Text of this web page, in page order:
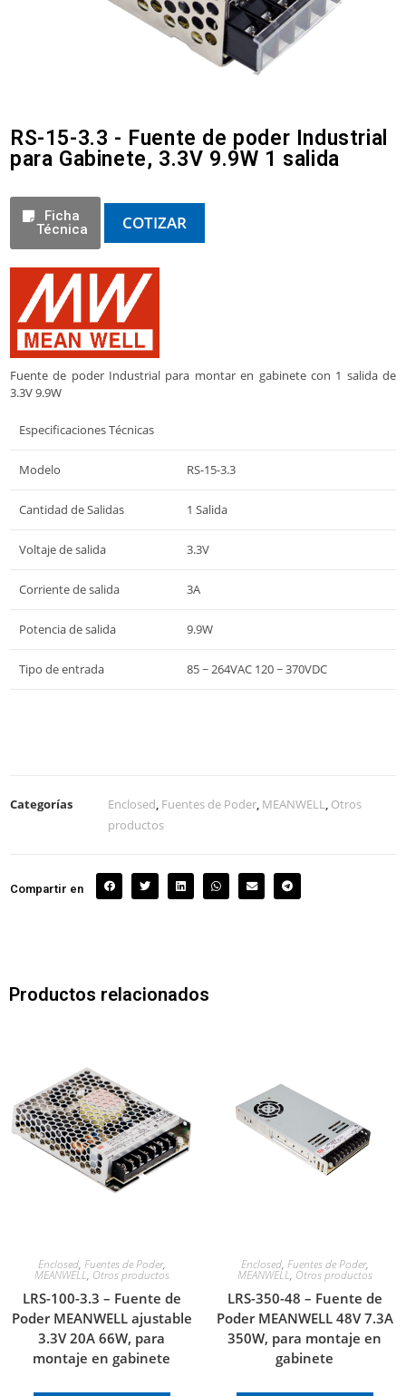
RS-15-3.3 - Fuente de poder Industrial
para Gabinete, 3.3V 9.9W 1 salida
Ficha
Técnica
COTIZAR
Fuente de poder Industrial para montar en gabinete con 1 salida de
3.3V 9.9W
Especificaciones Técnicas
Modelo RS-15-3.3
Cantidad de Salidas 1 Salida
Voltaje de salida 3.3V
Corriente de salida 3A
Potencia de salida 9.9W
Tipo de entrada 85 ~ 264VAC 120 ~ 370VDC
Categorías Enclosed, Fuentes de Poder, MEANWELL, Otros
productos
Compartir en
Productos relacionados
Enclosed, Fuentes de Poder,
MEANWELL, Otros productos
LRS-100-3.3 – Fuente de
Poder MEANWELL ajustable
3.3V 20A 66W, para
montaje en gabinete
Enclosed, Fuentes de Poder,
MEANWELL, Otros productos
LRS-350-48 – Fuente de
Poder MEANWELL 48V 7.3A
350W, para montaje en
gabinete